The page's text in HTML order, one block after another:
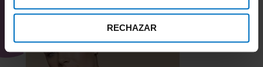
RECHAZAR